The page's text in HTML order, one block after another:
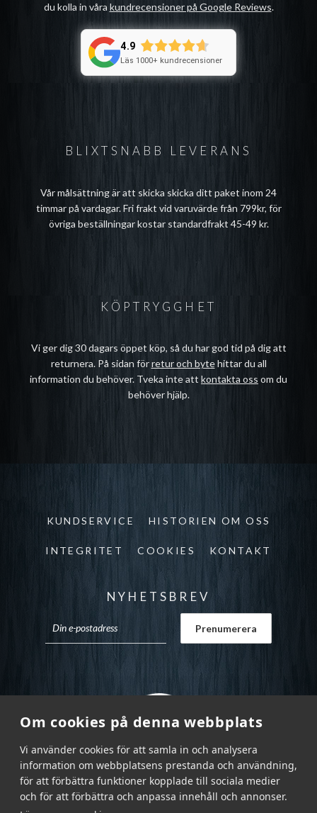
Om cookies på denna webbplats
Vi använder cookies för att samla in och analysera
information om webbplatsens prestanda och användning,
för att förbättra funktioner kopplade till sociala medier
och för att förbättra och anpassa innehåll och annonser.
BLIXTSNABB LEVERANS
Vår målsättning är att skicka skicka ditt paket inom 24
timmar på vardagar. Fri frakt vid varuvärde från 799kr, för
övriga beställningar kostar standardfrakt 45-49 kr.
du kolla in våra kundrecensioner på Google Reviews.
4.9
Läs 1000+ kundrecensioner
KÖPTRYGGHET
Vi ger dig 30 dagars öppet köp, så du har god tid på dig att
returnera. På sidan förretur och bytehittar du all
information du behöver. Tveka inte att kontakta oss om du
behöver hjälp.
KUNDSERVICE HISTORIEN OM OSS
INTEGRITET COOKIES KONTAKT
NYHETSBREV